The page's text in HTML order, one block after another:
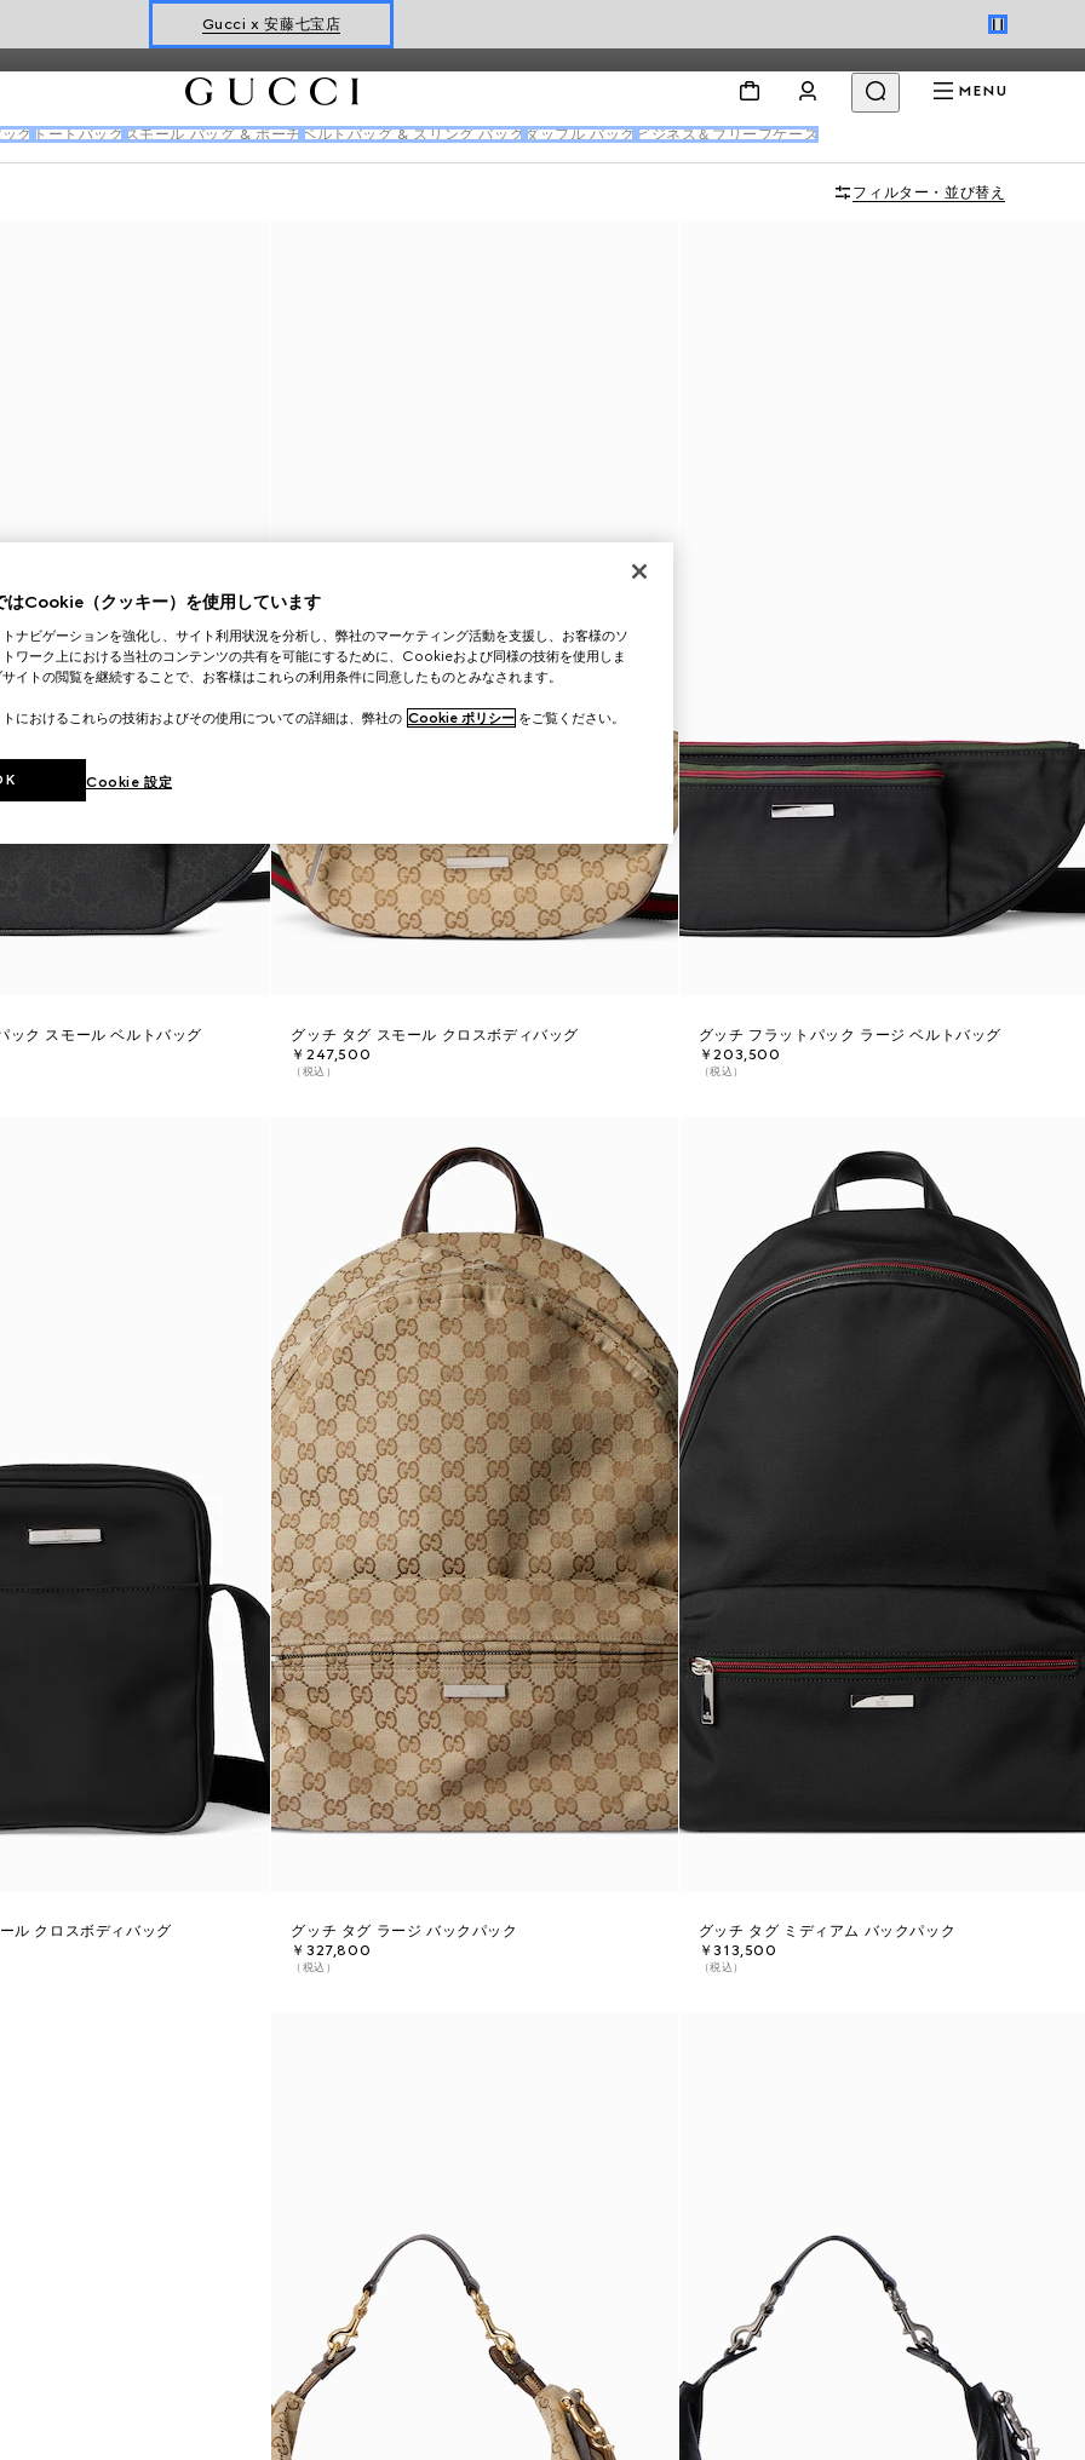
Gucci x 安藤七宝店
オンライン限定 〔GGマーモント〕
MENU
ク トートバッグ スモール バッグ & ポーチ ベルトバッグ & スリング バッグ ダッフル バッグ ビジネス＆ブリーフケース
フィルター・並び替え
ック スモール ベルトバッグ
グッチ タグ スモール クロスボディバッグ
￥247,500
（税込）
グッチ フラットパック ラージ ベルトバッグ
￥203,500
（税込）
ル クロスボディバッグ
グッチ タグ ラージ バックパック
￥327,800
（税込）
グッチ タグ ミディアム バックパック
￥313,500
（税込）
はCookie（クッキー）を使用しています
ナビゲーションを強化し、サイト利用状況を分析し、弊社のマーケティング活動を支援し、お客様のソ
ワーク上における当社のコンテンツの共有を可能にするために、Cookieおよび同様の技術を使用しま
イトの閲覧を継続することで、お客様はこれらの利用条件に同意したものとみなされます。
におけるこれらの技術およびその使用についての詳細は、弊社の Cookie ポリシー をご覧ください。
Cookie 設定